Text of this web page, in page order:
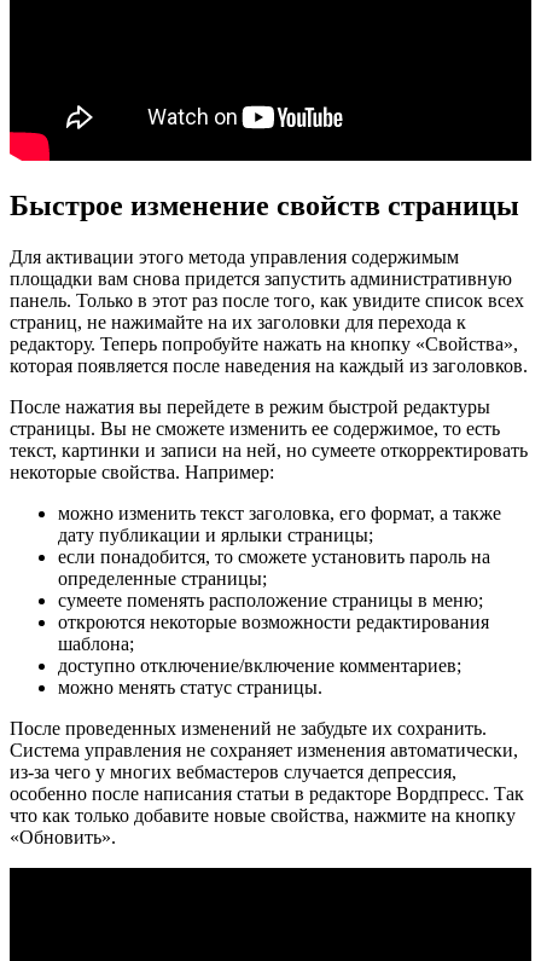
Быстрое изменение свойств страницы
Для активации этого метода управления содержимым
площадки вам снова придется запустить административную
панель. Только в этот раз после того, как увидите список всех
страниц, не нажимайте на их заголовки для перехода к
редактору. Теперь попробуйте нажать на кнопку «Свойства»,
которая появляется после наведения на каждый из заголовков.
После нажатия вы перейдете в режим быстрой редактуры
страницы. Вы не сможете изменить ее содержимое, то есть
текст, картинки и записи на ней, но сумеете откорректировать
некоторые свойства. Например:
можно изменить текст заголовка, его формат, а также
дату публикации и ярлыки страницы;
если понадобится, то сможете установить пароль на
определенные страницы;
сумеете поменять расположение страницы в меню;
откроются некоторые возможности редактирования
шаблона;
доступно отключение/включение комментариев;
можно менять статус страницы.
После проведенных изменений не забудьте их сохранить.
Система управления не сохраняет изменения автоматически,
из-за чего у многих вебмастеров случается депрессия,
особенно после написания статьи в редакторе Вордпресс. Так
что как только добавите новые свойства, нажмите на кнопку
«Обновить».